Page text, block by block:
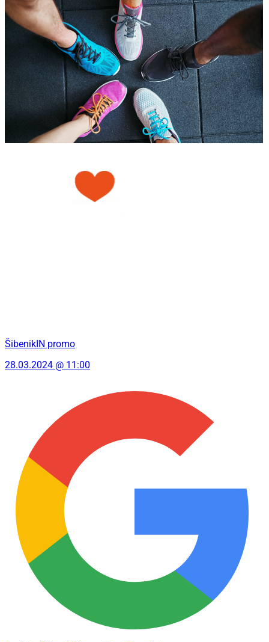
ŠibenikIN promo
28.03.2024 @ 11:00